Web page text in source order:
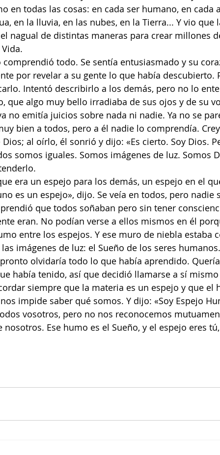
en todas las cosas: en cada ser humano, en cada
en la lluvia, en las nubes, en la Tierra... Y vio que
nagual de distintas maneras para crear millones
comprendió todo. Se sentía entusiasmado y su
por revelar a su gente lo que había descubierto.
Intentó describirlo a los demás, pero no lo
que algo muy bello irradiaba de sus ojos y de su
no emitía juicios sobre nada ni nadie. Ya no se
bien a todos, pero a él nadie lo comprendía.
al oírlo, él sonrió y dijo: «Es cierto. Soy Dios.
somos iguales. Somos imágenes de luz. Somos
era un espejo para los demás, un espejo en el
es un espejo», dijo. Se veía en todos, pero nadie
que todos soñaban pero sin tener
eran. No podían verse a ellos mismos en él
entre los espejos. Y ese muro de niebla estaba
imágenes de luz: el Sueño de los seres humanos.
olvidaría todo lo que había aprendido.
había tenido, así que decidió llamarse a sí
siempre que la materia es un espejo y que el
impide saber qué somos. Y dijo: «Soy Espejo
vosotros, pero no nos reconocemos
Ese humo es el Sueño, y el espejo eres